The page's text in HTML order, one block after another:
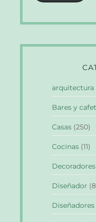
arquitectura
Bares y
Casas (250)
Cocinas (11)
Decoradores
Diseñador
Diseñadores